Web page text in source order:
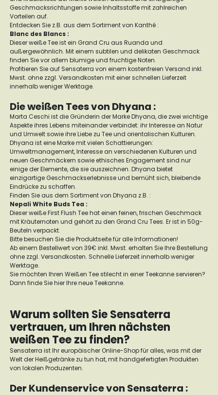
Geschmacksrichtungen sowie Inhaltsstoffe mit zahlreichen
Vorteilen auf.
Entdecken Sie z.B. aus dem Sortiment von Kanthé :
Blanc des Blancs :
Dieser weiße Tee ist ein Grand Cru aus Ruanda und
außergewöhnlich. Mit einem subtilen und delikaten Geschmack
finden Sie vor allem blumige und fruchtige Noten.
Profitieren Sie auf Sensaterra von einem kostenfreien Versand inkl.
Mwst. ohne zzgl. Versandkosten mit einer schnellen Lieferzeit
innerhalb weniger Werktage.
Die weißen Tees von Dhyana :
Marta Ceschi ist die Gründerin der Marke Dhyana, die zwei wichtige
Aspekte ihres Lebens miteinander verbindet: ihr Interesse an Natur
und Umwelt sowie ihre Liebe zu Tee und orientalischen Kulturen.
Dhyana ist eine Marke mit vielen Schattierungen:
Umweltmanagement, Interesse an verschiedenen Kulturen und
neuen Geschmäckern sowie ethisches Engagement sind nur
einige der Elemente, die sie auszeichnen. Dhyana bietet
einzigartige Geschmackserlebnisse und bemüht sich, bleibende
Eindrücke zu schaffen.
Finden Sie aus dem Sortiment von Dhyana z.B. :
Nepali White Buds Tea :
Dieser weiße First Flush Tee hat einen feinen, frischen Geschmack
mit Kräuternoten und gehört zu den Grand Cru Tees. Er ist in 50g-
Beuteln verpackt.
Bitte besuchen Sie die Produktseite für alle Informationen!
Ab einem Bestellwert von 39€ inkl. Mwst. erhalten Sie Ihre Bestellung
ohne zzgl. Versandkosten. Schnelle Lieferzeit innerhalb weniger
Werktage.
Sie möchten Ihren Weißen Tee stilecht in einer Teekanne servieren?
Dann finde Sie hier Ihre neueTeekanne.
Warum sollten Sie Sensaterra
vertrauen, um Ihren nächsten
weißen Tee zu finden?
Sensaterra ist Ihr europäischer Online-Shop für alles, was mit der
Welt der Heißgetränke zu tun hat, mit handgefertigten Produkten
von lokalen Produzenten.
Der Kundenservice von Sensaterra :